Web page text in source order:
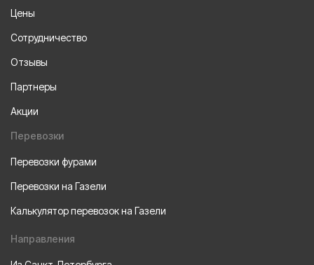
Цены
Сотрудничество
Отзывы
Партнеры
Акции
Перевозки
Перевозки фурами
Перевозки на Газели
Калькулятор перевозок на Газели
Направления